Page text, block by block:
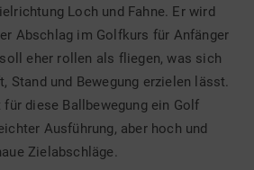
Loch und Fahne. Er wird
Abschlag im Golfkurs für Anfänger
eher rollen als fliegen, was sich
Stand und Bewegung erzielen lässt.
diese Ballbewegung ein Golf
Ausführung, aber hoch und
Zielabschläge.